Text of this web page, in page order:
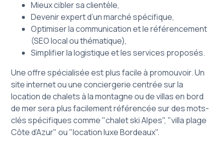
Mieux cibler sa clientèle,
Devenir expert d’un marché spécifique,
Optimiser la communication et le référencement
(SEO local ou thématique),
Simplifier la logistique et les services proposés.
Une offre spécialisée est plus facile à promouvoir. Un
site internet ou une conciergerie centrée sur la
location de chalets à la montagne ou de villas en bord
de mer sera plus facilement référencée sur des mots-
clés spécifiques comme "chalet ski Alpes", "villa plage
Côte d’Azur" ou "location luxe Bordeaux".